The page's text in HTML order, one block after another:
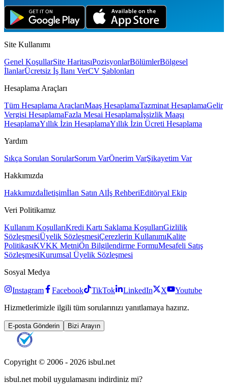
Site Kullanımı
Genel KoşullarSite HaritasıPozisyonlarBölümlerBölgesel
İlanlarÜcretsiz İş İlanı VerCV Şablonları
Hesaplama Araçları
Tüm Hesaplama AraçlarıMaaş HesaplamaTazminat HesaplamaGelir
Vergisi HesaplamaFazla Mesai Hesaplamaİşsizlik Maaşı
HesaplamaYıllık İzin HesaplamaYıllık İzin Ücreti Hesaplama
Yardım
Sıkça Sorulan SorularSorum VarÖnerim VarŞikayetim Var
Hakkımızda
Hakkımızdaİletişimİlan Satın Alİş RehberiEditöryal Ekip
Veri Politikamız
Kullanım KoşullarıKredi Kartı Saklama KoşullarıGizlilik
SözleşmesiÜyelik SözleşmesiÇerezlerin KullanımıKalite
PolitikasıKVKK MetniÖn Bilgilendirme FormuMesafeli Satış
SözleşmesiKurumsal Üyelik Sözleşmesi
Sosyal Medya
Instagram Facebook TikTok LinkedIn X
Youtube
Hizmetlerimizle ilgili tüm sorularınızı yanıtlamaya hazırız.
E-posta Gönderin Bizi Arayın
Copyright © 2006 - 2026 isbul.net
isbul.net mobil uygulamasını indirdiniz mi?